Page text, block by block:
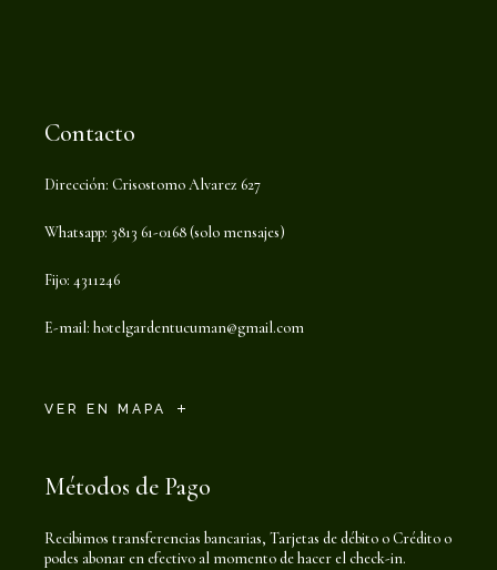
Contacto
Dirección: Crisostomo Alvarez 627
Whatsapp: 3813 61-0168 (solo mensajes)
Fijo: 4311246
E-mail: hotelgardentucuman@gmail.com
VER EN MAPA
Métodos de Pago
Recibimos transferencias bancarias, Tarjetas de débito o Crédito o
podes abonar en efectivo al momento de hacer el check-in.